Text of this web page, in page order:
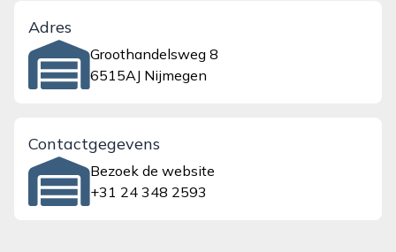
Adres
Groothandelsweg 8
6515AJ Nijmegen
Contactgegevens
Bezoek de website
+31 24 348 2593